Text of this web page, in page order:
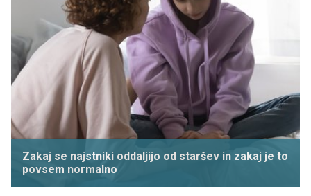
Zakaj se najstniki oddaljijo od staršev in zakaj je to
povsem normalno